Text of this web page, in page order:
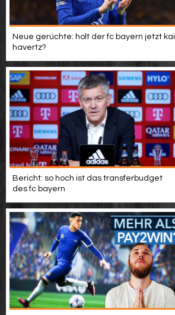
Neue gerüchte: holt der fc bayern jetzt kai
havertz?
Bericht: so hoch ist das transferbudget
des fc bayern